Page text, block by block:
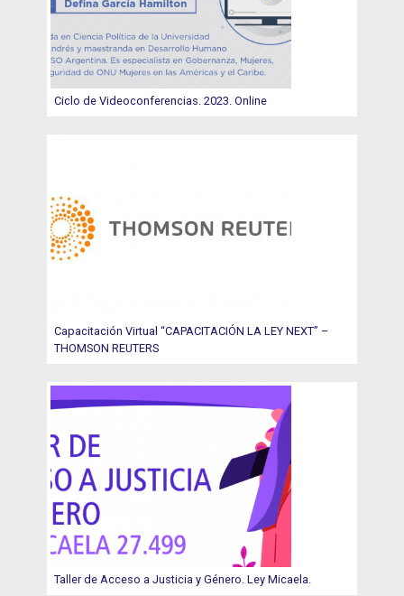
Ciclo de Videoconferencias. 2023. Online
Capacitación Virtual “CAPACITACIÓN LA LEY NEXT” –
THOMSON REUTERS
Taller de Acceso a Justicia y Género. Ley Micaela.